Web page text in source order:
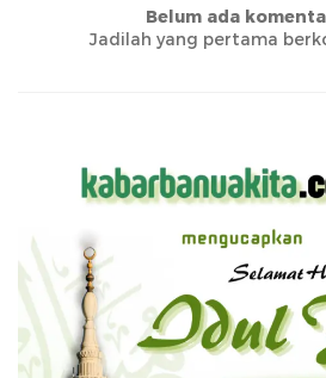
Belum ada
Jadilah yang pertama